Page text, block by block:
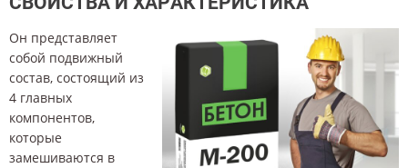
Он представляет
собой подвижный
состав, состоящий из
4 главных
компонентов,
которые
замешиваются в